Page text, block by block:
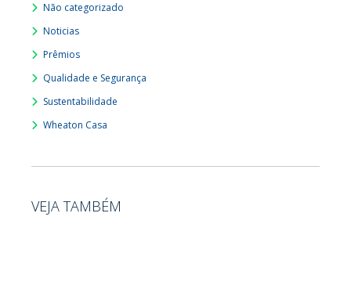
Não categorizado
Noticias
Prêmios
Qualidade e Segurança
Sustentabilidade
Wheaton Casa
VEJA TAMBÉM